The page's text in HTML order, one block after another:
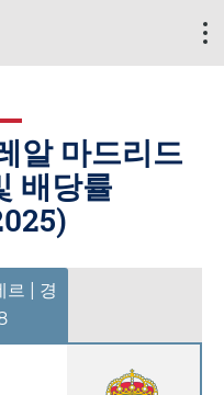
알 마드리드
배당률
)
르 | 경